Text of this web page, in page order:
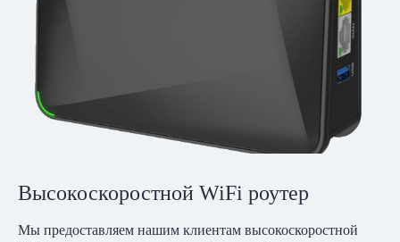
Высокоскоростной WiFi роутер
Мы предоставляем нашим клиентам высокоскоростной